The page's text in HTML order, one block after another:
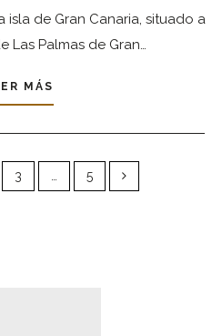
isla de Gran Canaria, situado a
Las Palmas de Gran…
MÁS
3 5